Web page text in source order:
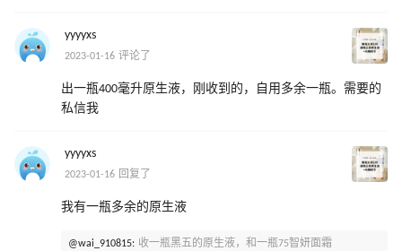
yyyyxs
2023-01-16 评论了
出一瓶400毫升原生液，刚收到的，自用多余一瓶。需要的
私信我
yyyyxs
2023-01-16 回复了
我有一瓶多余的原生液
@wai_910815: 收一瓶黑五的原生液，和一瓶75智妍面霜